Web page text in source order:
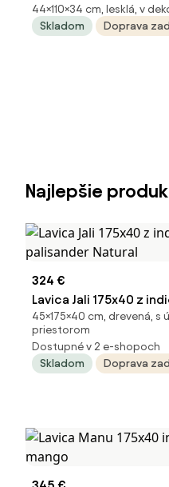
1100x340x440 mm,
44×110×34 cm, lesklá, v
Skladom
Doprava
Najlepšie
324 €
Lavica Jali 175x40 z
palisander Natural
45×175×40 cm, drevená, s
priestorom
Dostupné v 2 e-shopoch
Skladom
Doprava